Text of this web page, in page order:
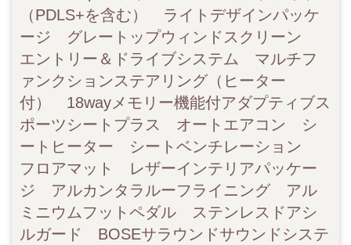
（PDLS+を含む） ライトデザインパッケ
ージ グレートップウィンドスクリーン
エントリー＆ドライブシステム マルチフ
ァンクションステアリング（ヒーター
付） 18wayメモリー機能付アダプティブス
ポーツシートプラス オートエアコン シ
ートヒーター シートベンチレーション
フロアマット レザーインテリアパッケー
ジ アルカンタラルーフライニング アル
ミニウムフットペダル ステンレスドアシ
ルガード BOSEサラウンドサウンドシステ